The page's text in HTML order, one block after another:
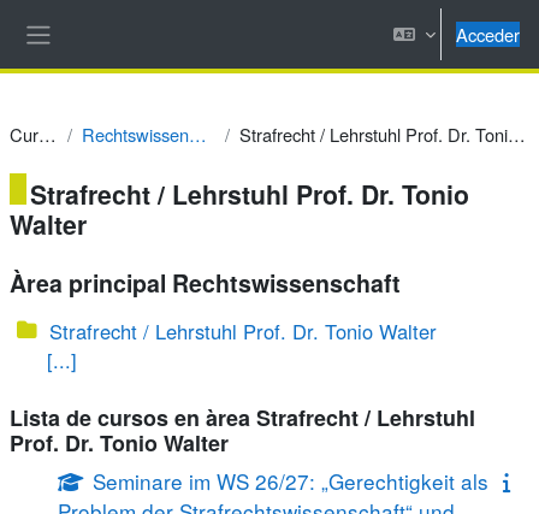
Acceder
Cursos Rechtswissenschaft Strafrecht / Lehrstuhl Prof. Dr. Tonio Walter
Strafrecht / Lehrstuhl Prof. Dr. Tonio
Walter
Àrea principal Rechtswissenschaft
Strafrecht / Lehrstuhl Prof. Dr. Tonio Walter
[...]
Lista de cursos en àrea Strafrecht / Lehrstuhl
Prof. Dr. Tonio Walter
Seminare im WS 26/27: „Gerechtigkeit als